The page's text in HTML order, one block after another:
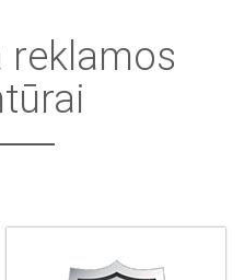
reklamos